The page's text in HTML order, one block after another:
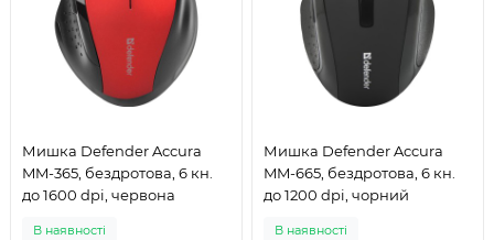
Мишка Defender Accura
MM-365, бездротова, 6 кн.
до 1600 dpi, червона
В наявності
Мишка Defender Accura
MM-665, бездротова, 6 кн.
до 1200 dpi, чорний
В наявності